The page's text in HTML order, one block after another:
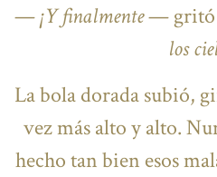
—¡Y finalmente—
los
La bola dorada subió,
vez más alto y alto.
hecho tan bien esos